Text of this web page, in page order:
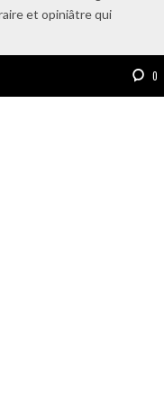
et opiniâtre qui
0